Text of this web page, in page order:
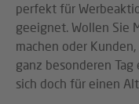
perfekt für
geeignet. Wollen Sie
machen oder
ganz besonderen
sich doch für einen